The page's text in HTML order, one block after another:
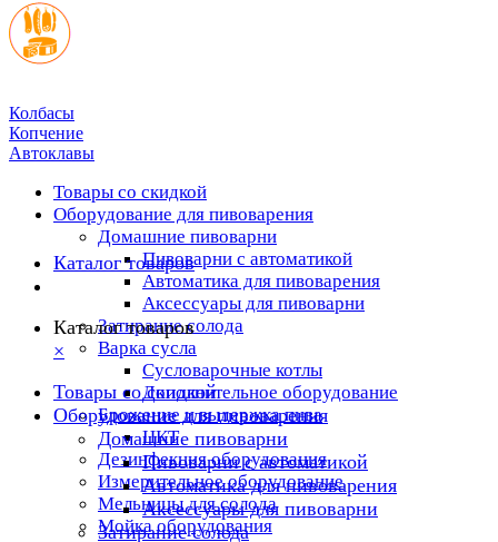
Колбасы
Копчение
Автоклавы
Товары со скидкой
Оборудование для пивоварения
Домашние пивоварни
Пивоварни с автоматикой
Автоматика для пивоварения
Аксессуары для пивоварни
Затирание солода
Варка сусла
Cусловарочные котлы
Дополнительное оборудование
Брожение и выдержка пива
ЦКТ
Дезинфекция оборудования
Измерительное оборудование
Мельницы для солода
Мойка оборудования
Каталог товаров
Каталог товаров
×
Товары со скидкой
Оборудование для пивоварения
Домашние пивоварни
Пивоварни с автоматикой
Автоматика для пивоварения
Аксессуары для пивоварни
Затирание солода